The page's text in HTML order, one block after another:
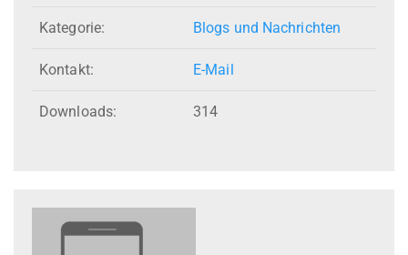
Kategorie: Blogs und Nachrichten
Kontakt: E-Mail
Downloads: 314